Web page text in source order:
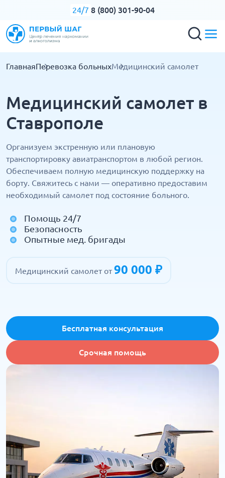
24/7 8 (800) 301-90-04
ГлавнаяПеревозка больныхМедицинский самолет
Медицинский самолет в
Ставрополе
Организуем экстренную или плановую
транспортировку авиатранспортом в любой регион.
Обеспечиваем полную медицинскую поддержку на
борту. Свяжитесь с нами — оперативно предоставим
необходимый самолет под состояние больного.
Помощь 24/7
Безопасность
Опытные мед. бригады
Медицинский самолет от90 000 ₽
Бесплатная консультация
Срочная помощь